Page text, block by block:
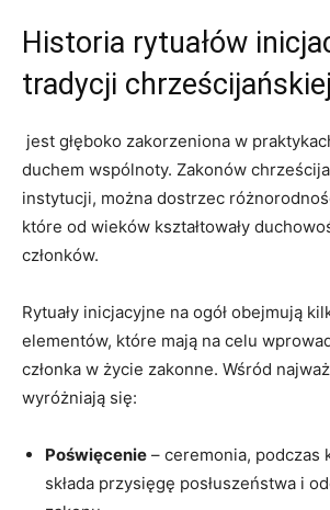
Historia rytuałów⁤
tradycji⁢ chrześcijańskiej
jest głęboko zakorzeniona w
duchem wspólnoty. Zakonów
instytucji, można ⁢dostrzec
które od wieków ‍kształtowały
członków.
Rytuały inicjacyjne na ogół obejmują
elementów, które mają na celu
członka w życie zakonne. Wśród
wyróżniają się:
Poświęcenie – ceremonia, podczas
składa przysięgę posłuszeństwa i